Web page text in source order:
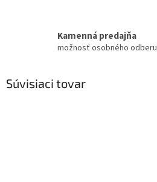
Kamenná predajňa
možnosť osobného odberu
Súvisiaci tovar